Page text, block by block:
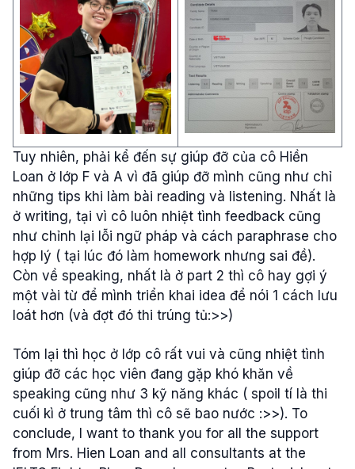
Tuy nhiên, phải kể đến sự giúp đỡ của cô Hiền
Loan ở lớp F và A vì đã giúp đỡ mình cũng như chỉ
những tips khi làm bài reading và listening. Nhất là
ở writing, tại vì cô luôn nhiệt tình feedback cũng
như chỉnh lại lỗi ngữ pháp và cách paraphrase cho
hợp lý ( tại lúc đó làm homework nhưng sai đề).
Còn về speaking, nhất là ở part 2 thì cô hay gợi ý
một vài từ để mình triển khai idea để nói 1 cách lưu
loát hơn (và đợt đó thi trúng tủ:>>)
Tóm lại thì học ở lớp cô rất vui và cũng nhiệt tình
giúp đỡ các học viên đang gặp khó khăn về
speaking cũng như 3 kỹ năng khác ( spoil tí là thi
cuối kì ở trung tâm thì cô sẽ bao nước :>>). To
conclude, I want to thank you for all the support
from Mrs. Hien Loan and all consultants at the